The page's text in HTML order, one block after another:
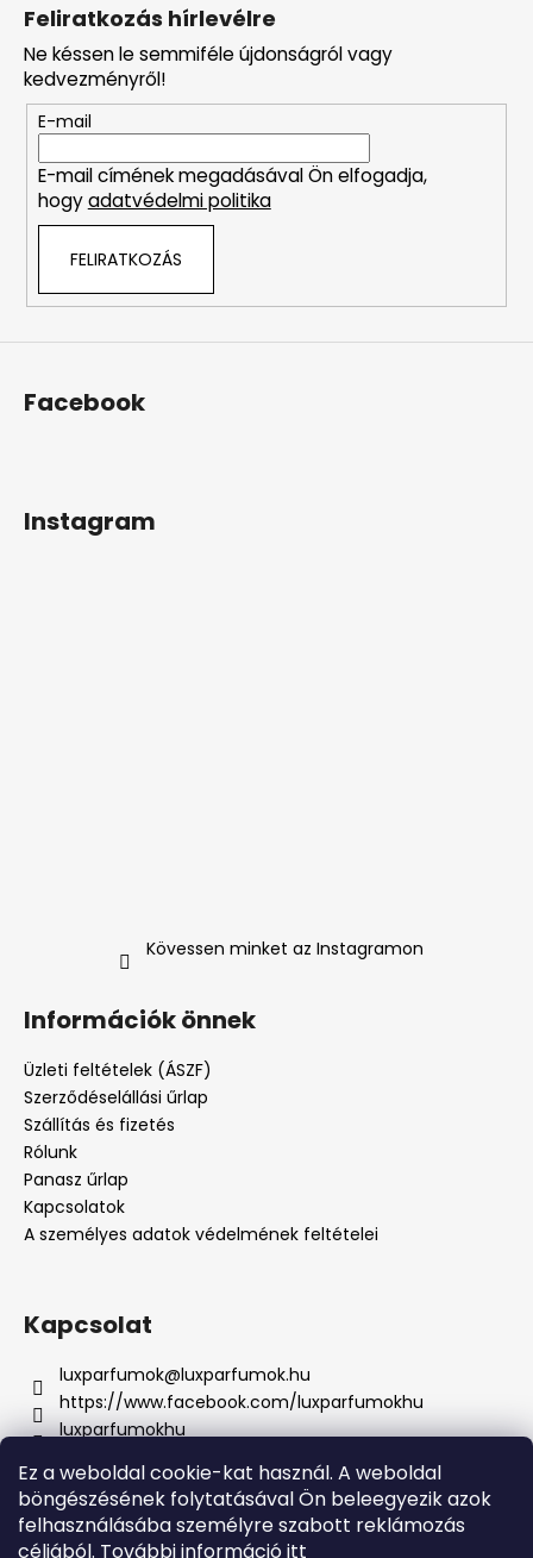
Ez a weboldal cookie-kat használ. A weboldal
böngészésének folytatásával Ön beleegyezik azok
felhasználásába személyre szabott reklámozás
céljából. További információitt
Feliratkozás hírlevélre
Ne késsen le semmiféle újdonságról vagy
kedvezményről!
E-mail
E-mail címének megadásával Ön elfogadja,
hogyadatvédelmi politika
FELIRATKOZÁS
Facebook
Instagram
Kövessen minket az Instagramon
Információk önnek
Üzleti feltételek (ÁSZF)
Szerződéselállási űrlap
Szállítás és fizetés
Rólunk
Panasz űrlap
Kapcsolatok
A személyes adatok védelmének feltételei
Kapcsolat
luxparfumok@luxparfumok.hu
https://www.facebook.com/luxparfumokhu
luxparfumokhu
Lux Parfém - Szlovákia Lux Parfém - Csehországban